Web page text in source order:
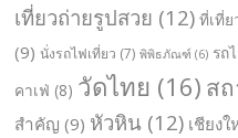
เที่ยวถ่ายรูปสวย (12) ที่เที่
(9) นั่งรถไฟเที่ยว (7) พิพิธภัณฑ์ (6) รถ
คาเฟ่ (8) วัดไทย (16) ส
สำคัญ (9) หัวหิน (12) เชียงใ